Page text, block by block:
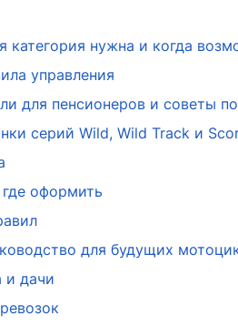
категория нужна и когда
управления
для пенсионеров и советы
серий Wild, Wild Track и
оформить
для будущих
и дачи